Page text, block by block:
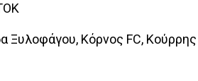
Ξυλοφάγου, Κόρνος FC,